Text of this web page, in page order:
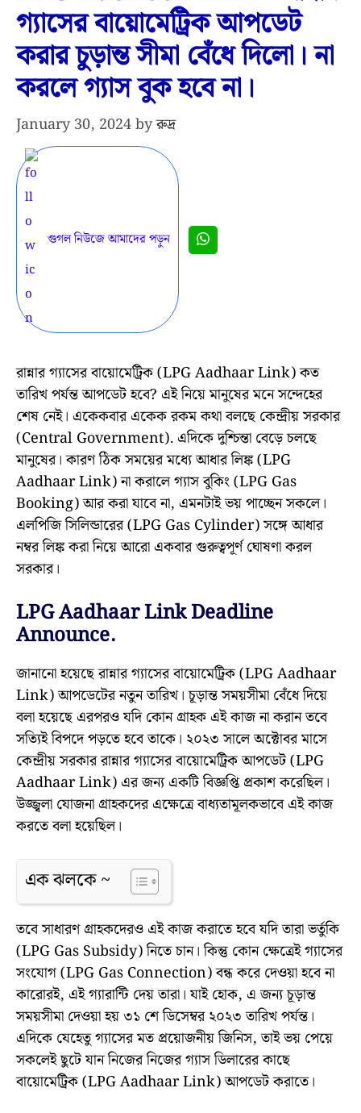
গ্যাসের বায়োমেট্রিক আপডেট
করার চুড়ান্ত সীমা বেঁধে দিলো। না
করলে গ্যাস বুক হবে না।
January 30, 2024byরুদ্র
গুগল নিউজে আমাদের পড়ুন
রান্নার গ্যাসের বায়োমেট্রিক (LPG Aadhaar Link) কত
তারিখ পর্যন্ত আপডেট হবে? এই নিয়ে মানুষের মনে সন্দেহের
শেষ নেই। একেকবার একেক রকম কথা বলছে কেন্দ্রীয় সরকার
(Central Government). এদিকে দুশ্চিন্তা বেড়ে চলছে
মানুষের। কারণ ঠিক সময়ের মধ্যে আধার লিঙ্ক (LPG
Aadhaar Link) না করালে গ্যাস বুকিং (LPG Gas
Booking) আর করা যাবে না, এমনটাই ভয় পাচ্ছেন সকলে।
এলপিজি সিলিন্ডারের (LPG Gas Cylinder) সঙ্গে আধার
নম্বর লিঙ্ক করা নিয়ে আরো একবার গুরুত্বপূর্ণ ঘোষণা করল
সরকার।
LPG Aadhaar Link Deadline
Announce.
জানানো হয়েছে রান্নার গ্যাসের বায়োমেট্রিক (LPG Aadhaar
Link) আপডেটের নতুন তারিখ। চূড়ান্ত সময়সীমা বেঁধে দিয়ে
বলা হয়েছে এরপরও যদি কোন গ্রাহক এই কাজ না করান তবে
সত্যিই বিপদে পড়তে হবে তাকে। ২০২৩ সালে অক্টোবর মাসে
কেন্দ্রীয় সরকার রান্নার গ্যাসের বায়োমেট্রিক আপডেট (LPG
Aadhaar Link) এর জন্য একটি বিজ্ঞপ্তি প্রকাশ করেছিল।
উজ্জ্বলা যোজনা গ্রাহকদের এক্ষেত্রে বাধ্যতামূলকভাবে এই কাজ
করতে বলা হয়েছিল।
এক ঝলকে ~
তবে সাধারণ গ্রাহকদেরও এই কাজ করাতে হবে যদি তারা ভর্তুকি
(LPG Gas Subsidy) নিতে চান। কিন্তু কোন ক্ষেত্রেই গ্যাসের
সংযোগ (LPG Gas Connection) বন্ধ করে দেওয়া হবে না
কারোরই, এই গ্যারান্টি দেয় তারা। যাই হোক, এ জন্য চূড়ান্ত
সময়সীমা দেওয়া হয় ৩১ শে ডিসেম্বর ২০২৩ তারিখ পর্যন্ত।
এদিকে যেহেতু গ্যাসের মত প্রয়োজনীয় জিনিস, তাই ভয় পেয়ে
সকলেই ছুটে যান নিজের নিজের গ্যাস ডিলারের কাছে
বায়োমেট্রিক (LPG Aadhaar Link) আপডেট করাতে।